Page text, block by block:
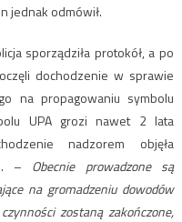
jednak odmówił.
sporządziła protokół, a po
dochodzenie w sprawie
na propagowaniu symbolu
UPA grozi nawet 2 lata
nadzorem objęła
– Obecnie prowadzone są
na gromadzeniu dowodów
zostaną zakończone,